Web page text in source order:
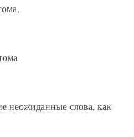
неожиданные слова, как